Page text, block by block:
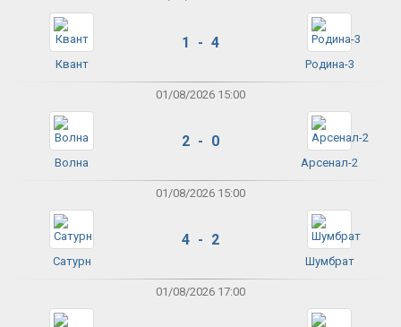
Квант
1 - 4
Родина-3
01/08/2026 15:00
Волна
2 - 0
Арсенал-2
01/08/2026 15:00
Сатурн
4 - 2
Шумбрат
01/08/2026 17:00